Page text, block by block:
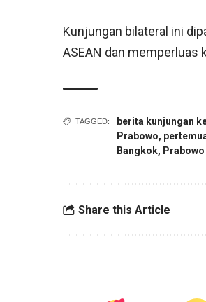
Kunjungan bilateral ini
ASEAN dan memperluas
TAGGED: berita kunjungan
Prabowo,
Bangkok,
Share this Article